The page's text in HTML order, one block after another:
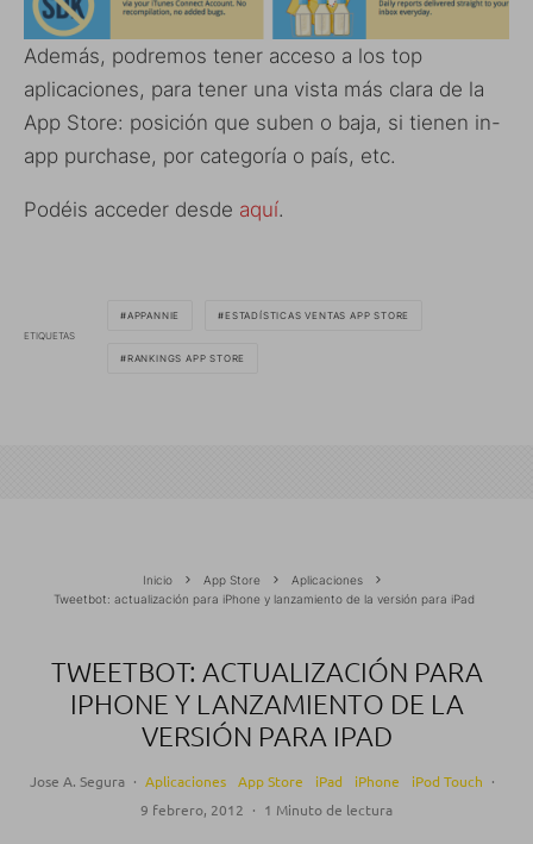
Además, podremos tener acceso a los top
aplicaciones, para tener una vista más clara de la
App Store: posición que suben o baja, si tienen in-
app purchase, por categoría o país, etc.
Podéis acceder desde aquí.
ETIQUETAS
APPANNIE ESTADÍSTICAS VENTAS APP STORE
RANKINGS APP STORE
Inicio App Store
Aplicaciones
Tweetbot: actualización para iPhone y lanzamiento de la versión para iPad
TWEETBOT: ACTUALIZACIÓN PARA
IPHONE Y LANZAMIENTO DE LA
VERSIÓN PARA IPAD
Jose A. Segura · Aplicaciones App Store iPad iPhone iPod Touch ·
9 febrero, 2012 · 1 Minuto de lectura